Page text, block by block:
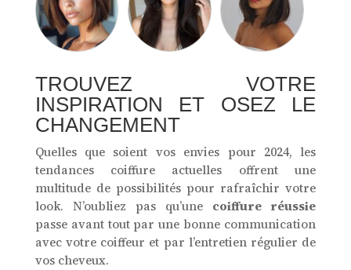
TROUVEZ VOTRE
INSPIRATION ET OSEZ LE
CHANGEMENT
Quelles que soient vos envies pour 2024, les
tendances coiffure actuelles offrent une
multitude de possibilités pour rafraîchir votre
look. N’oubliez pas qu’une coiffure réussie
passe avant tout par une bonne communication
avec votre coiffeur et par l’entretien régulier de
vos cheveux.